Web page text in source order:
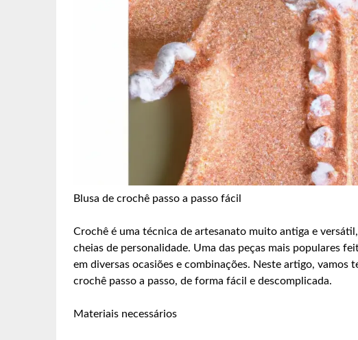
Blusa de crochê passo a passo fácil
Crochê é uma técnica de artesanato muito antiga e
cheias de personalidade. Uma das peças mais populares
em diversas ocasiões e combinações. Neste artigo, vamos
crochê passo a passo, de forma fácil e descomplicada.
Materiais necessários